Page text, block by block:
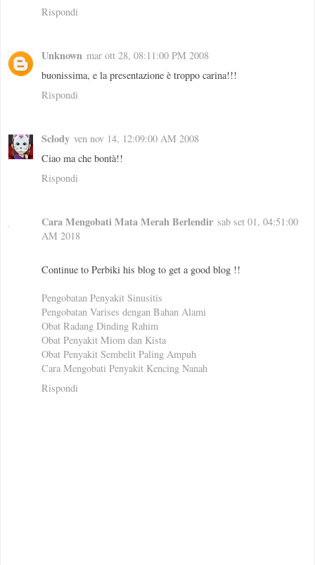
Rispondi
Unknown mar ott 28, 08:11:00 PM 2008
buonissima, e la presentazione è troppo carina!!!
Rispondi
Sclody ven nov 14, 12:09:00 AM 2008
Ciao ma che bontà!!
Rispondi
Cara Mengobati Mata Merah Berlendir sab set 01, 04:51:00
AM 2018
Continue to Perbiki his blog to get a good blog !!
Pengobatan Penyakit Sinusitis
Pengobatan Varises dengan Bahan Alami
Obat Radang Dinding Rahim
Obat Penyakit Miom dan Kista
Obat Penyakit Sembelit Paling Ampuh
Cara Mengobati Penyakit Kencing Nanah
Rispondi